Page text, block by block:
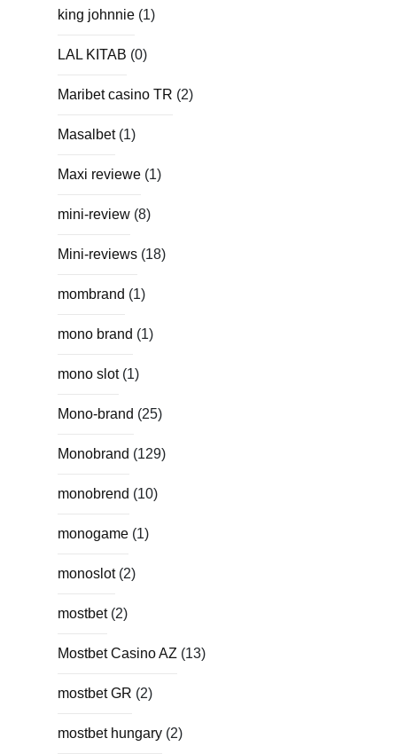
king johnnie (1)
LAL KITAB (0)
Maribet casino TR (2)
Masalbet(1)
Maxi reviewe (1)
mini-review (8)
Mini-reviews (18)
mombrand (1)
mono brand (1)
mono slot(1)
Mono-brand (25)
Monobrand (129)
monobrend (10)
monogame (1)
monoslot(2)
mostbet(2)
Mostbet Casino AZ (13)
mostbet GR (2)
mostbet hungary (2)